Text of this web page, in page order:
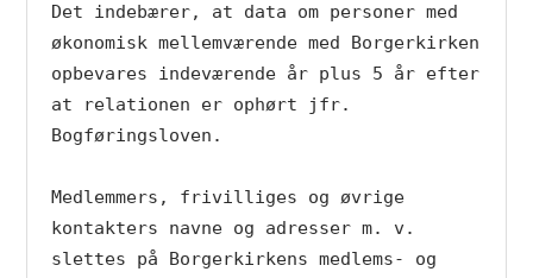
Det indebærer, at data om personer med
økonomisk mellemværende med Borgerkirken
opbevares indeværende år plus 5 år efter
at relationen er ophørt jfr.
Bogføringsloven.
Medlemmers, frivilliges og øvrige
kontakters navne og adresser m. v.
slettes på Borgerkirkens medlems- og